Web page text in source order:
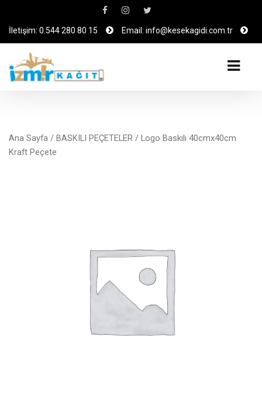
İletişim: 0.544 280 80 15 Email: info@kesekagidi.com.tr
Ana Sayfa / BASKILI PEÇETELER / Logo Baskılı 40cmx40cm
Kraft Peçete